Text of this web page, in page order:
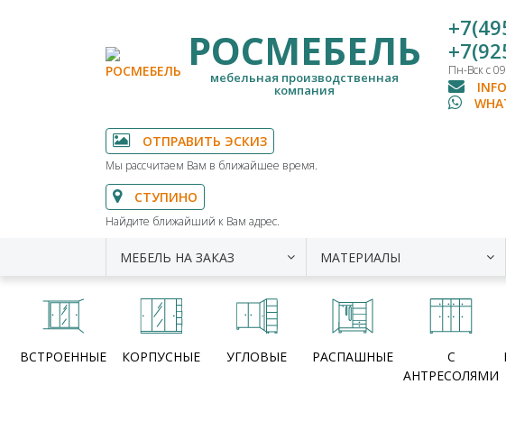
РОСМЕБЕЛЬ
мебельная производственная
компания
Пн-Вск с
ОТПРАВИТЬ ЭСКИЗ
Мы рассчитаем Вам в ближайшее время.
СТУПИНО
Найдите ближайший к Вам адрес.
МЕБЕЛЬ НА ЗАКАЗ МАТЕРИАЛЫ
ВСТРОЕННЫЕ КОРПУСНЫЕ УГЛОВЫЕ РАСПАШНЫЕ
С
АНТРЕСОЛЯМИ